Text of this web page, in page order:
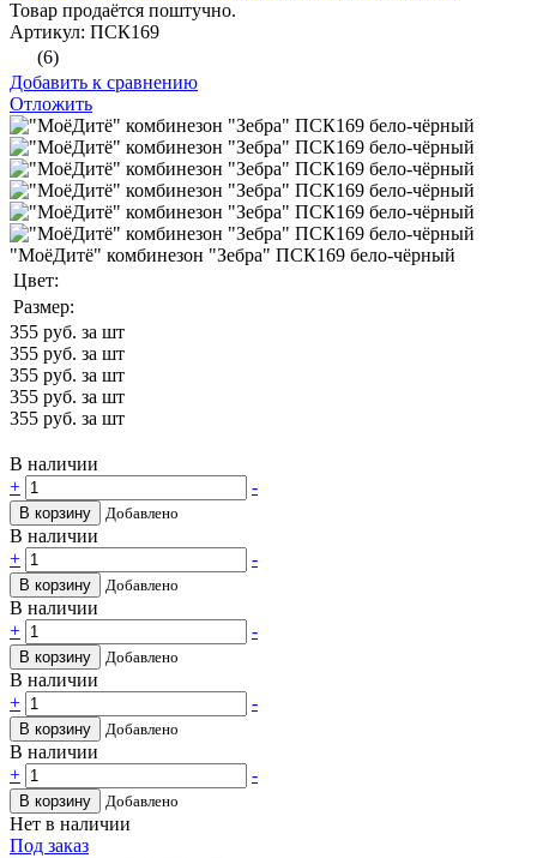
Товар продаётся поштучно.
Артикул: ПСК169
(6)
Добавить к сравнению
Отложить
"МоёДитё" комбинезон "Зебра" ПСК169 бело-чёрный
Цвет:
Размер:
355 руб. за шт
355 руб. за шт
355 руб. за шт
355 руб. за шт
355 руб. за шт
В наличии
+
-
В корзину Добавлено
В наличии
+
-
В корзину Добавлено
В наличии
+
-
В корзину Добавлено
В наличии
+
-
В корзину Добавлено
В наличии
+
-
В корзину Добавлено
Нет в наличии
Под заказ